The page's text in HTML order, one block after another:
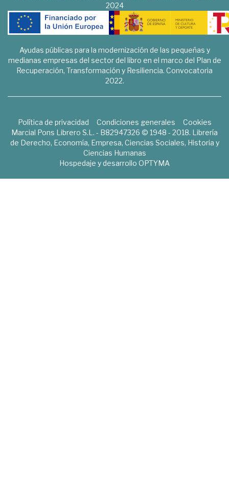
2024
Ayudas públicas para la modernización de las pequeñas y
medianas empresas del sector del libro en el marco del Plan de
Recuperación, Transformación y Resiliencia. Convocatoria
2022.
Política de privacidad Condiciones generales
Cookies
Marcial Pons Librero S.L. - B82947326 © 1948 - 2018. Librería
de Derecho, Economía, Empresa, Ciencias Sociales, Historia y
Ciencias Humanas
Hospedaje y desarrollo OPTYMA